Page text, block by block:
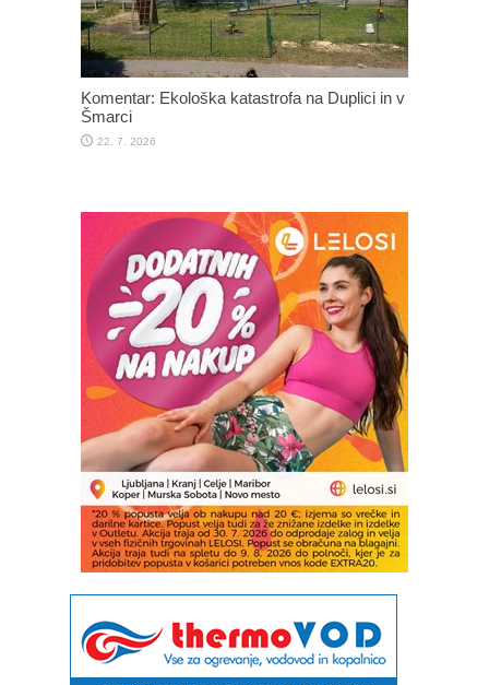
Komentar: Ekološka katastrofa na Duplici in v
Šmarci
22. 7. 2026